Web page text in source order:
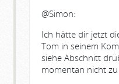
@Simon:
Ich hätte dir jetzt
Tom in seinem
siehe Abschnitt
momentan nicht